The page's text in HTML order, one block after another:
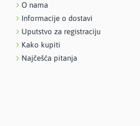
O nama
Informacije o dostavi
Uputstvo za registraciju
Kako kupiti
Najčešća pitanja